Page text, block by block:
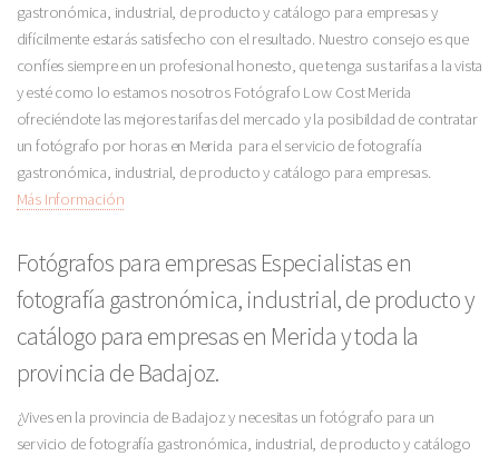
gastronómica, industrial, de producto y catálogo para empresas y
difícilmente estarás satisfecho con el resultado. Nuestro consejo es que
confíes siempre en un profesional honesto, que tenga sus tarifas a la vista
y esté como lo estamos nosotros Fotógrafo Low Cost Merida
ofreciéndote las mejores tarifas del mercado y la posibildad de contratar
un fotógrafo por horas en Merida para el servicio de fotografía
gastronómica, industrial, de producto y catálogo para empresas.
Más Información
Fotógrafos para empresas Especialistas en
fotografía gastronómica, industrial, de producto y
catálogo para empresas en Merida y toda la
provincia de Badajoz.
¿Vives en la provincia de Badajoz y necesitas un fotógrafo para un
servicio de fotografía gastronómica, industrial, de producto y catálogo